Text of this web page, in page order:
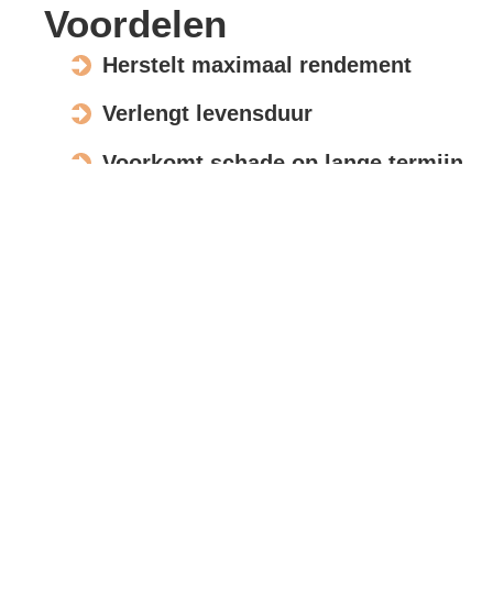
Voordelen
Herstelt maximaal rendement
Verlengt levensduur
Voorkomt schade op lange termijn